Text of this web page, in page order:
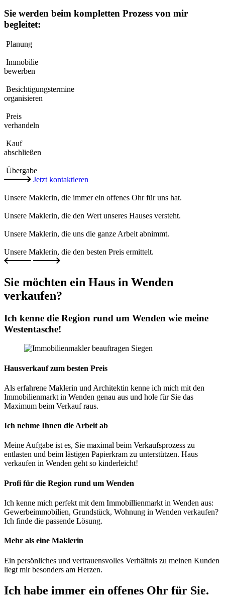
Sie werden beim kompletten Prozess von mir
begleitet:
Planung
Immobilie
bewerben
Besichtigungstermine
organisieren
Preis
verhandeln
Kauf
abschließen
Übergabe
Jetzt kontaktieren
Unsere Maklerin, die immer ein offenes Ohr für uns hat.
Unsere Maklerin, die den Wert unseres Hauses versteht.
Unsere Maklerin, die uns die ganze Arbeit abnimmt.
Unsere Maklerin, die den besten Preis ermittelt.
Sie möchten ein Haus in Wenden
verkaufen?
Ich kenne die Region rund um Wenden wie meine
Westentasche!
Hausverkauf zum besten Preis
Als erfahrene Maklerin und Architektin kenne ich mich mit den
Immobilienmarkt in Wenden genau aus und hole für Sie das
Maximum beim Verkauf raus.
Ich nehme Ihnen die Arbeit ab
Meine Aufgabe ist es, Sie maximal beim Verkaufsprozess zu
entlasten und beim lästigen Papierkram zu unterstützen. Haus
verkaufen in Wenden geht so kinderleicht!
Profi für die Region rund um Wenden
Ich kenne mich perfekt mit dem Immobillienmarkt in Wenden aus:
Gewerbeimmobilien, Grundstück, Wohnung in Wenden verkaufen?
Ich finde die passende Lösung.
Mehr als eine Maklerin
Ein persönliches und vertrauensvolles Verhältnis zu meinen Kunden
liegt mir besonders am Herzen.
Ich habe immer ein offenes Ohr für Sie.